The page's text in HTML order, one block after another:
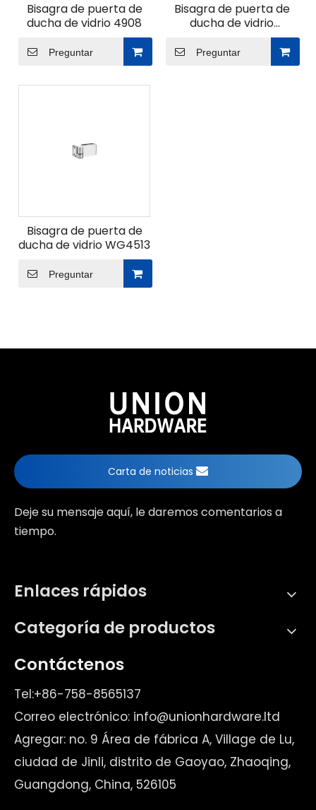
Bisagra de puerta de
ducha de vidrio 4908
Preguntar
Bisagra de puerta de
ducha de vidrio
Preguntar
Bisagra de puerta de
ducha de vidrio WG4513
Preguntar
Carta de noticias
Deje su mensaje aquí, le daremos comentarios a
tiempo.
Enlaces rápidos
Categoría de productos
Contáctenos
Tel:+86-758-8565137
Correo electrónico: info@unionhardware.ltd
Agregar: no. 9 Área de fábrica A, Village de Lu,
ciudad de Jinli, distrito de Gaoyao, Zhaoqing,
Guangdong, China, 526105